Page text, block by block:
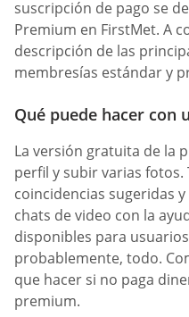
suscripción de pago se
Premium en FirstMet. A
descripción de las
membresías estándar y
Qué puede hacer con
La versión gratuita de la
perfil y subir varias
coincidencias sugeridas
chats de video con la
disponibles para
probablemente, todo.
que hacer si no paga
premium.